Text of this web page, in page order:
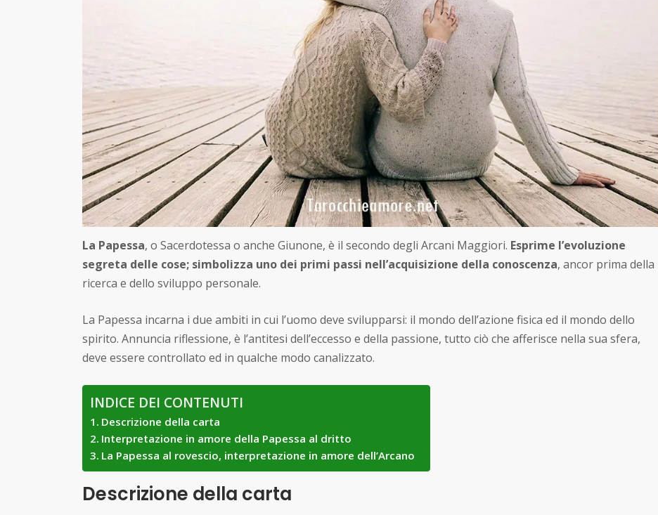
La Papessa, o Sacerdotessa o anche Giunone, è il secondo degli Arcani Maggiori. Esprime l’evoluzione
segreta delle cose; simbolizza uno dei primi passi nell’acquisizione della conoscenza, ancor prima della
ricerca e dello sviluppo personale.
La Papessa incarna i due ambiti in cui l’uomo deve svilupparsi: il mondo dell’azione fisica ed il mondo dello
spirito. Annuncia riflessione, è l’antitesi dell’eccesso e della passione, tutto ciò che afferisce nella sua sfera,
deve essere controllato ed in qualche modo canalizzato.
INDICE DEI CONTENUTI
Descrizione della carta
Interpretazione in amore della Papessa al dritto
La Papessa al rovescio, interpretazione in amore dell’Arcano
Descrizione della carta